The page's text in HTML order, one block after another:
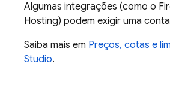
Algumas integrações (como o
Hosting) podem exigir uma
Saiba mais em Preços, cotas e
Studio.